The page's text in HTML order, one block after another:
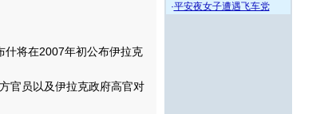
将在2007年初公布伊拉克
官员以及伊拉克政府高官对
·平安夜女子遭遇飞车党